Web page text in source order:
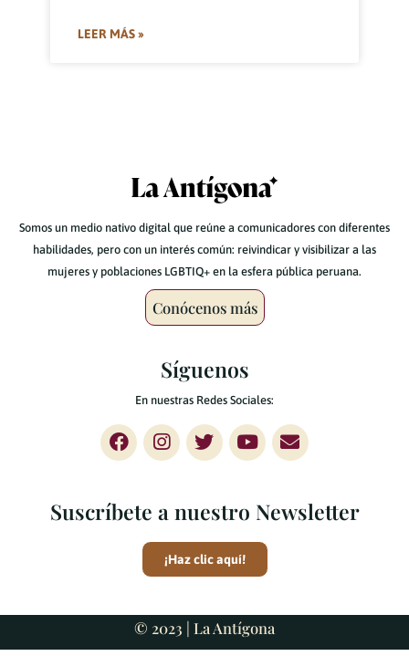
LEER MÁS »
Somos un medio nativo digital que reúne a comunicadores con diferentes
habilidades, pero con un interés común: reivindicar y visibilizar a las
mujeres y poblaciones LGBTIQ+ en la esfera pública peruana.
Conócenos más
Síguenos
En nuestras Redes Sociales:
Suscríbete a nuestro Newsletter
¡Haz clic aquí!
© 2023 | La Antígona